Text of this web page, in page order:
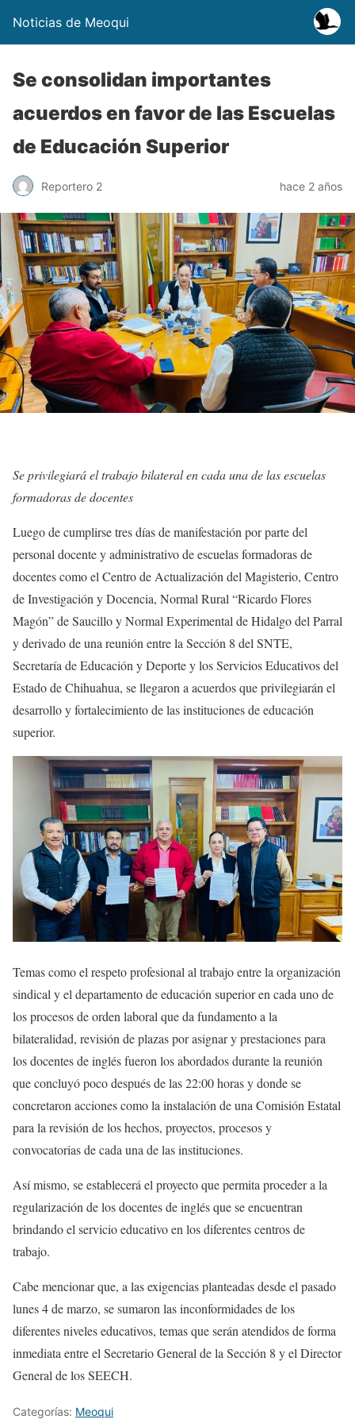
Noticias de Meoqui
Se consolidan importantes
acuerdos en favor de las Escuelas
de Educación Superior
Reportero 2 hace 2 años
Se privilegiará el trabajo bilateral en cada una de las escuelas
formadoras de docentes
Luego de cumplirse tres días de manifestación por parte del
personal docente y administrativo de escuelas formadoras de
docentes como el Centro de Actualización del Magisterio, Centro
de Investigación y Docencia, Normal Rural “Ricardo Flores
Magón” de Saucillo y Normal Experimental de Hidalgo del Parral
y derivado de una reunión entre la Sección 8 del SNTE,
Secretaría de Educación y Deporte y los Servicios Educativos del
Estado de Chihuahua, se llegaron a acuerdos que privilegiarán el
desarrollo y fortalecimiento de las instituciones de educación
superior.
Temas como el respeto profesional al trabajo entre la organización
sindical y el departamento de educación superior en cada uno de
los procesos de orden laboral que da fundamento a la
bilateralidad, revisión de plazas por asignar y prestaciones para
los docentes de inglés fueron los abordados durante la reunión
que concluyó poco después de las 22:00 horas y donde se
concretaron acciones como la instalación de una Comisión Estatal
para la revisión de los hechos, proyectos, procesos y
convocatorias de cada una de las instituciones.
Así mismo, se establecerá el proyecto que permita proceder a la
regularización de los docentes de inglés que se encuentran
brindando el servicio educativo en los diferentes centros de
trabajo.
Cabe mencionar que, a las exigencias planteadas desde el pasado
lunes 4 de marzo, se sumaron las inconformidades de los
diferentes niveles educativos, temas que serán atendidos de forma
inmediata entre el Secretario General de la Sección 8 y el Director
General de los SEECH.
Categorías: Meoqui